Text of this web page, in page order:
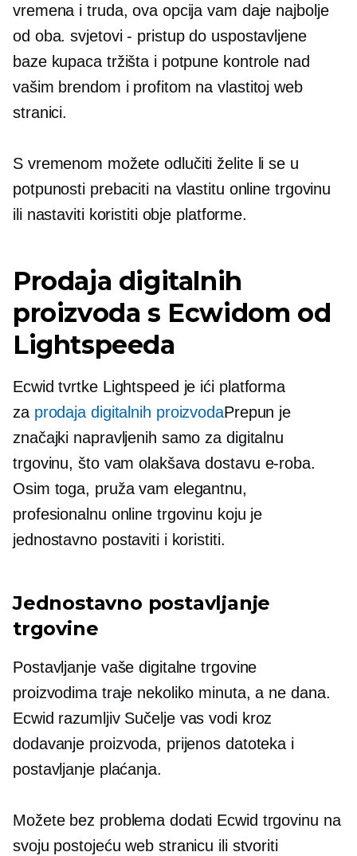
vremena i truda, ova opcija vam daje najbolje
od oba.svjetovi - pristupdo uspostavljene
baze kupaca tržišta i potpune kontrole nad
vašim brendom i profitom na vlastitoj web
stranici.
S vremenom možete odlučiti želite li se u
potpunosti prebaciti na vlastitu online trgovinu
ili nastaviti koristiti obje platforme.
Prodaja digitalnih
proizvoda s Ecwidom od
Lightspeeda
Ecwid tvrtke Lightspeed je ići platforma
za prodaja digitalnih proizvodaPrepun je
značajki napravljenih samo za digitalnu
trgovinu, što vam olakšava dostavu e-roba.
Osim toga, pruža vam elegantnu,
profesionalnu online trgovinu koju je
jednostavno postaviti i koristiti.
Jednostavno postavljanje
trgovine
Postavljanje vaše digitalne trgovine
proizvodima traje nekoliko minuta, a ne dana.
Ecwid razumljivSučelje vas vodi kroz
dodavanje proizvoda, prijenos datoteka i
postavljanje plaćanja.
Možete bez problema dodati Ecwid trgovinu na
svoju postojeću web stranicu ili stvoriti